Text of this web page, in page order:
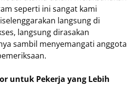
seperti ini sangat kami
langsung di
langsung dirasakan
sambil menyemangati anggota
untuk Pekerja yang Lebih